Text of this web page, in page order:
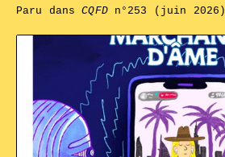
Paru dansCQFDn°253 (juin 2026)